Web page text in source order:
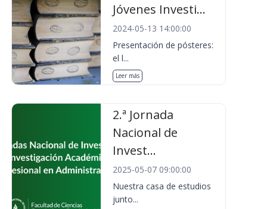
Jóvenes Investi...
2024-05-13 14:00:00
Presentación de pósteres:
el l...
Leer más
2.ª Jornada
Nacional de
Invest...
2025-05-07 09:00:00
Nuestra casa de estudios
junto...